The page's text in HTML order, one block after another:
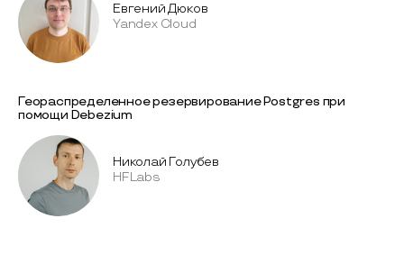
Евгений Дюков
Yandex Cloud
Геораспределенное резервирование Postgres при
помощи Debezium
Николай Голубев
HFLabs